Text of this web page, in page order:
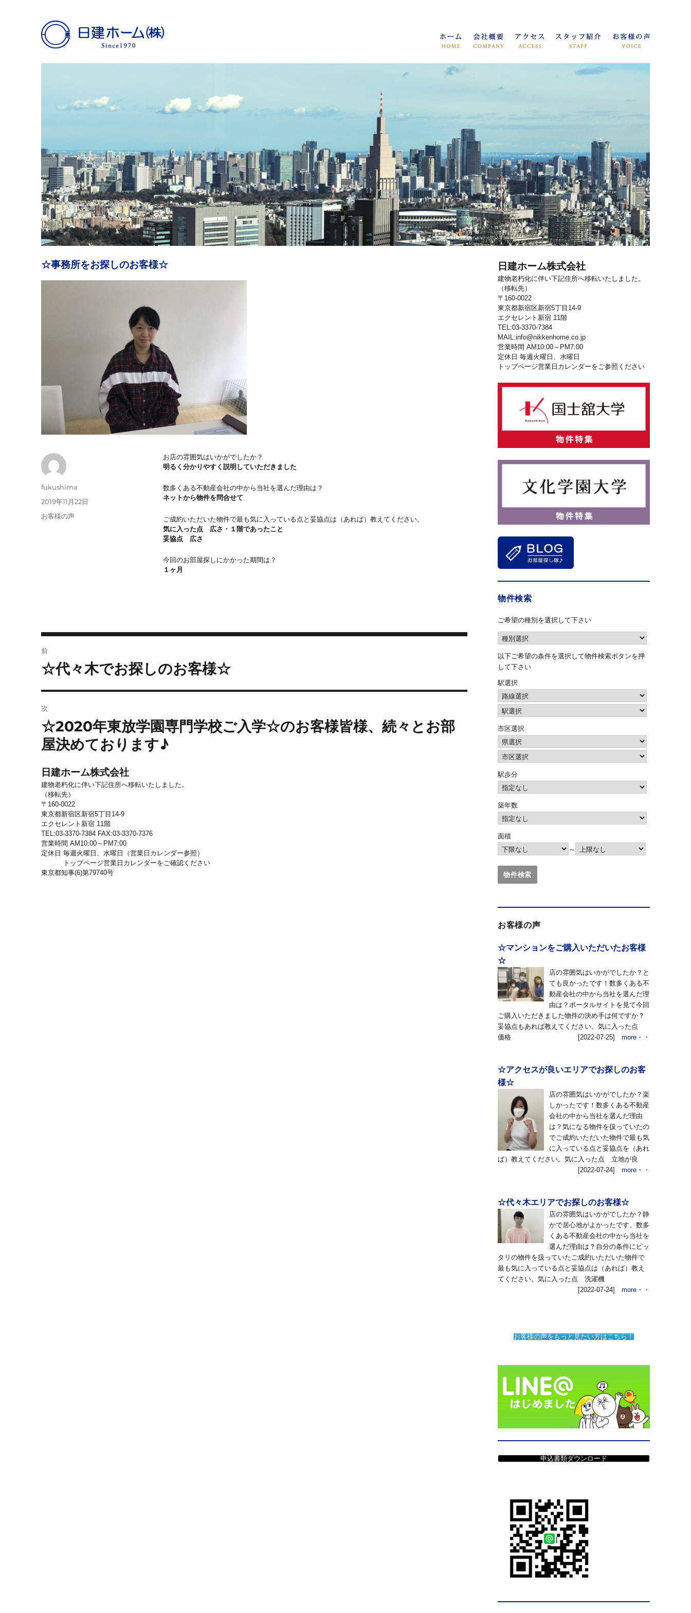
日建ホーム
☆事務所をお探しのお客様☆
お店の雰囲気はいかがでしたか？
明るく分かりやすく説明していただきました
数多くある不動産会社の中から当社を選んだ理由は？
ネットから物件を問合せて
ご成約いただいた物件で最も気に入っている点と妥協点は（あれば）教えてください。
気に入った点 広さ・１階であったこと
妥協点 広さ
今回のお部屋探しにかかった期間は？
１ヶ月
投
fukushima
投
稿
2019年11月22日
カ
お客様の声
稿
ナ
ー
シ
ョ
前
前
の
稿:
☆代々木でお探しのお客様☆
次
次
の
投
稿:
☆2020年東放学園専門学校ご入学☆のお客様皆様、続々とお部
屋決めております♪
日建ホーム株式会社
建物老朽化に伴い下記住所へ移転いたしました。
（移転先）
〒160-0022
東京都新宿区新宿5丁目14-9
エクセレント新宿 11階
TEL:03-3370-7384 FAX:03-3370-7376
営業時間 AM10:00～PM7:00
定休日 毎週火曜日、水曜日（営業日カレンダー参照）
トップページ営業日カレンダーをご確認ください
東京都知事(6)第79740号
日建ホーム株式会社
建物老朽化に伴い下記住所へ移転いたしました。
（移転先）
〒160-0022
東京都新宿区新宿5丁目14-9
エクセレント新宿 11階
TEL:03-3370-7384
MAIL:info@nikkenhome.co.jp
営業時間 AM10:00～PM7:00
定休日 毎週火曜日、水曜日
トップページ営業日カレンダーをご参照ください
物件検索
ご希望の種別を選択して下さい
以下ご希望の条件を選択して物件検索ボタンを押
して下さい
駅選択
市区選択
駅歩分
築年数
面積
～
お客様の声
☆マンションをご購入いただいたお客様
☆
店の雰囲気はいかがでしたか？と
ても良かったです！数多くある不
動産会社の中から当社を選んだ理
由は？ポータルサイトを見て今回
ご購入いただきました物件の決め手は何ですか？
妥協点もあれば教えてください。気に入った点
価格
[2022-07-25] more・・
☆アクセスが良いエリアでお探しのお客
様☆
店の雰囲気はいかがでしたか？楽
しかったです！数多くある不動産
会社の中から当社を選んだ理由
は？気になる物件を扱っていたの
でご成約いただいた物件で最も気
に入っている点と妥協点を（あれ
ば）教えてください。気に入った点 立地が良
[2022-07-24] more・・
☆代々木エリアでお探しのお客様☆
店の雰囲気はいかがでしたか？静
かで居心地がよかったです。数多
くある不動産会社の中から当社を
選んだ理由は？自分の条件にピッ
タリの物件を扱っていたご成約いただいた物件で
最も気に入っている点と妥協点は（あれば）教え
てください。気に入った点 洗濯機
[2022-07-24] more・・
お客様の声をもっと見たい方はこちら！
申込書類ダウンロード